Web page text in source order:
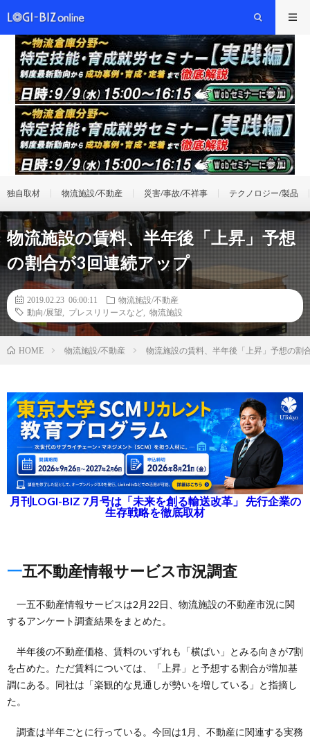
独自取材 物流施設/不動産 災害/事故/不祥事 テクノロジー/製品
物流施設の賃料、半年後「上昇」予想
の割合が3回連続アップ
2019.02.23 06:00:11
物流施設/不動産
動向/展望
プレスリリースなど 物流施設
HOME 物流施設/不動産 物流施設の賃料、半年後「上昇」予想の割
月刊LOGI-BIZ 7月号は「未来を創る輸送改革」 先行企業の
生存戦略を徹底取材
一五不動産情報サービス市況調査
一五不動産情報サービスは2月22日、物流施設の不動産市況に関
するアンケート調査結果をまとめた。
半年後の不動産価格、賃料のいずれも「横ばい」とみる向きが7割
を占めた。ただ賃料については、「上昇」と予想する割合が増加基
調にある。同社は「楽観的な見通しが勢いを増している」と指摘し
た。
調査は半年ごとに行っている。今回は1月、不動産に関連する実務